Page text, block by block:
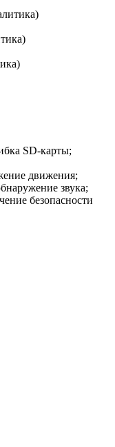
SD-карты;
движения;
звука;
безопасности